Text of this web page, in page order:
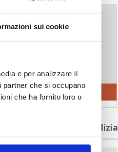
sui cookie
e per analizzare il
che si occupano
che ha fornito loro o
per aderire a Confedilizia